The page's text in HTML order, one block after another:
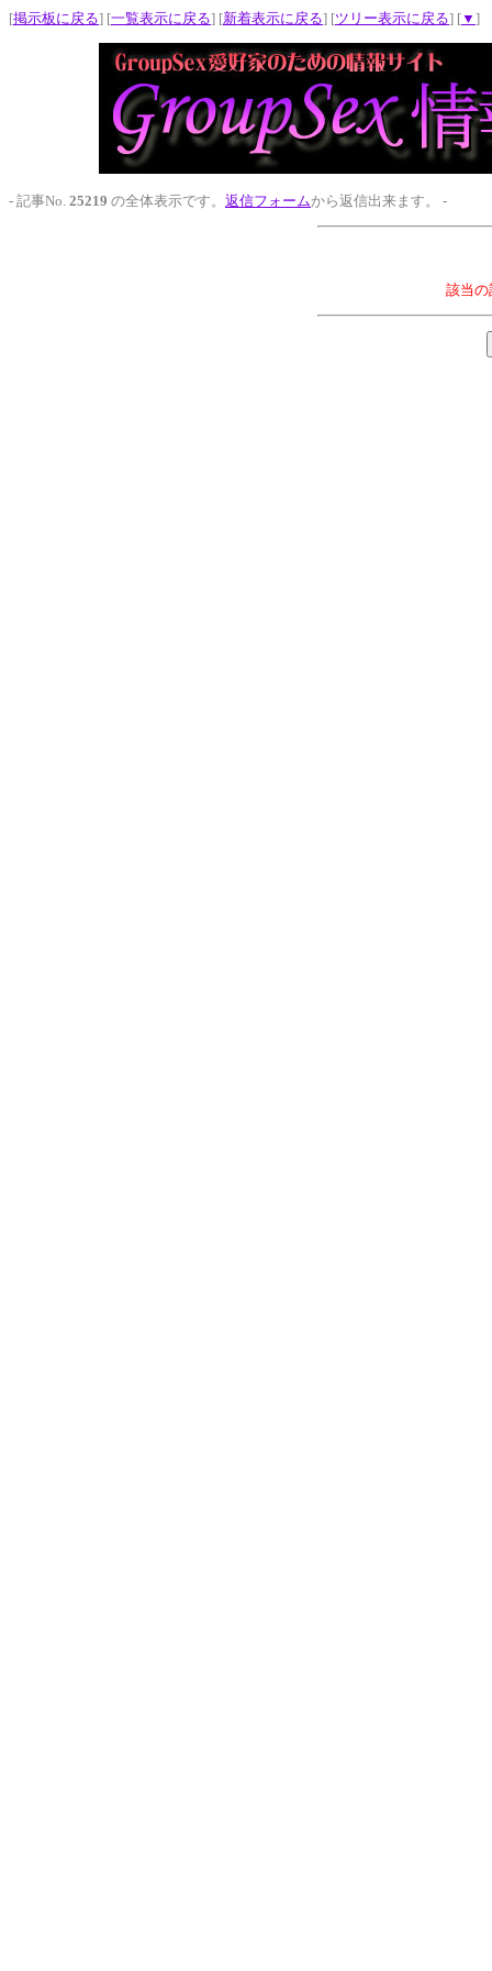
[掲示板に戻る] [一覧表示に戻る] [新着表示に戻る] [ツリー表示に戻る] [▼ ]
- 記事No. 25219 の全体表示です。 返信フォームから返信出来ます。 -
該当の